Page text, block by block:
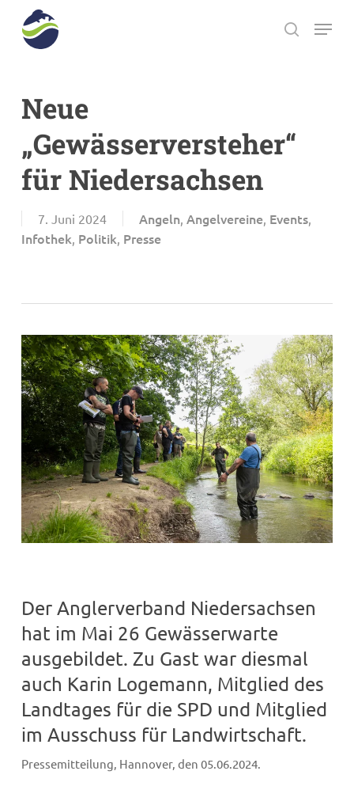
search
Menu
Neue
„Gewässerversteher“
für Niedersachsen
7. Juni 2024 Angeln, Angelvereine, Events,
Infothek, Politik, Presse
Der Anglerverband Niedersachsen
hat im Mai 26 Gewässerwarte
ausgebildet. Zu Gast war diesmal
auch Karin Logemann, Mitglied des
Landtages für die SPD und Mitglied
im Ausschuss für Landwirtschaft.
Pressemitteilung, Hannover, den 05.06.2024.